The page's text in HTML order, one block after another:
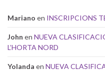
Mariano en INSCRIPCIONS
John en NUEVA
L’HORTA NORD
Yolanda en NUEVA